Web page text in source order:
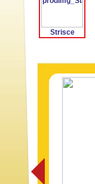
Strisce